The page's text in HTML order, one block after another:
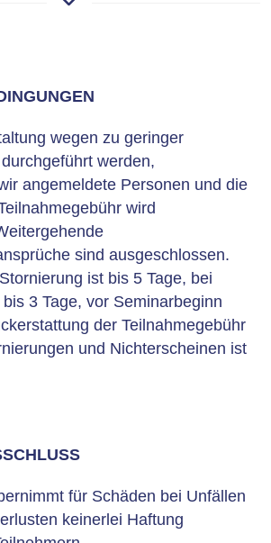
wegen zu geringer
werden,
angemeldete Personen und die
wird
sind ausgeschlossen.
ist bis 5 Tage, bei
3 Tage, vor Seminarbeginn
der Teilnahmegebühr
und Nichterscheinen ist
für Schäden bei Unfällen
keinerlei Haftung